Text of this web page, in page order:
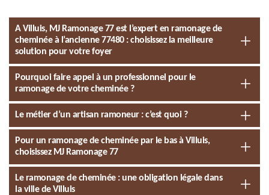
A Villuis, MJ Ramonage 77 est l’expert en ramonage de
cheminée à l’ancienne 77480 : choisissez la meilleure
solution pour votre foyer
Pourquoi faire appel à un professionnel pour le
ramonage de votre cheminée ?
Le métier d’un artisan ramoneur : c’est quoi ?
Pour un ramonage de cheminée par le bas à Villuis,
choisissez MJ Ramonage 77
Le ramonage de cheminée : une obligation légale dans
la ville de Villuis